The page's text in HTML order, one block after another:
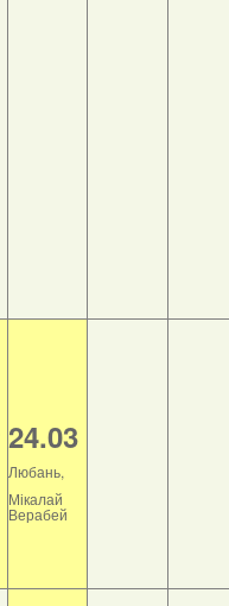
24.03
Любань,
Мікалай
Верабей